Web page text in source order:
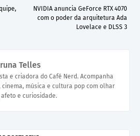
NVIDIA anuncia GeForce RTX 4070
com o poder da arquitetura Ada
Lovelace e DLSS 3
Telles
e criadora do Café Nerd. Acompanha
cinema, música e cultura pop com olhar
e curiosidade.